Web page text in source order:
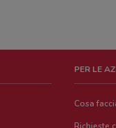
PER LE
Cosa